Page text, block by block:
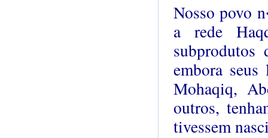
Nosso povo
a rede
embora
Mohaqiq,
outros,
tivessem